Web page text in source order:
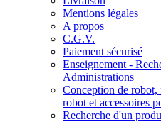
Mentions légales
A propos
C.G.V.
Paiement sécurisé
Enseignement -
Administrations
Conception de
robot et accessoires
Recherche d'un